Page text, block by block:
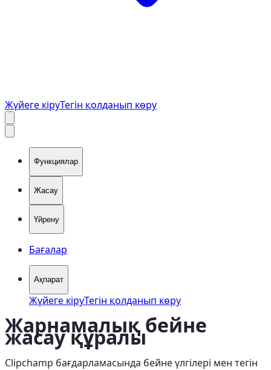
Жүйеге кіруТегін қолданып көру
Функциялар
Жасау
Үйрену
Бағалар
Ақпарат
Жүйеге кіруТегін қолданып көру
Жарнамалық бейне
жасау құралы
Clipchamp бағдарламасында бейне үлгілері мен тегін